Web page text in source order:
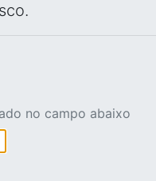
no campo abaixo